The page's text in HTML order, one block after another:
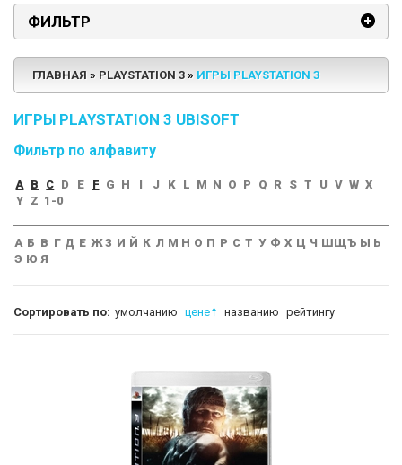
ФИЛЬТР
ГЛАВНАЯ PLAYSTATION 3 ИГРЫ PLAYSTATION 3
ИГРЫ PLAYSTATION 3 UBISOFT
Фильтр по алфавиту
A B C D E F G H I J K L M N O P Q R S T U V W X
Y
Z 1-0
А Б В Г Д Е ЖЗ И Й К Л М Н О П Р С Т У Ф Х Ц Ч ШЩЪ Ы Ь
Э Ю Я
Сортировать по: умолчанию цене названию рейтингу